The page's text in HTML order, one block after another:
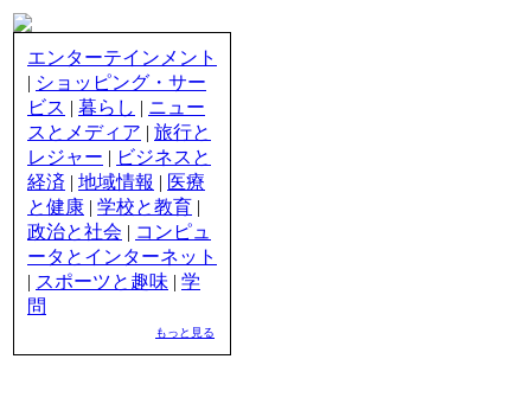
エンターテインメント
| ショッピング・サー
ビス | 暮らし | ニュー
スとメディア | 旅行と
レジャー | ビジネスと
経済 | 地域情報 | 医療
と健康 | 学校と教育 |
政治と社会 | コンピュ
ータとインターネット
| スポーツと趣味 | 学
問
もっと見る